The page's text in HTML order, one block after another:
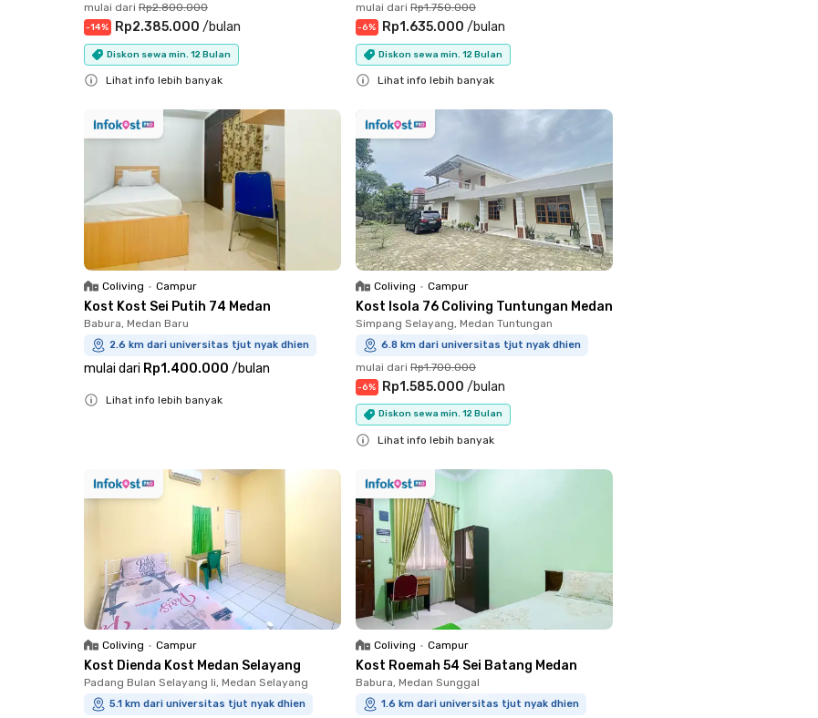
mulai dari Rp2.800.000
-14% Rp2.385.000 /bulan
Diskon sewa min. 12 Bulan
Lihat info lebih banyak
mulai dari Rp1.750.000
-6% Rp1.635.000 /bulan
Diskon sewa min. 12 Bulan
Lihat info lebih banyak
Coliving • Campur
Kost Kost Sei Putih 74 Medan
Babura, Medan Baru
2.6 km dari universitas tjut nyak dhien
mulai dari Rp1.400.000 /bulan
Lihat info lebih banyak
Coliving • Campur
Kost Isola 76 Coliving Tuntungan Medan
Simpang Selayang, Medan Tuntungan
6.8 km dari universitas tjut nyak dhien
mulai dari Rp1.700.000
-6% Rp1.585.000 /bulan
Diskon sewa min. 12 Bulan
Lihat info lebih banyak
Coliving • Campur
Kost Dienda Kost Medan Selayang
Padang Bulan Selayang Ii, Medan Selayang
5.1 km dari universitas tjut nyak dhien
Coliving • Campur
Kost Roemah 54 Sei Batang Medan
Babura, Medan Sunggal
1.6 km dari universitas tjut nyak dhien